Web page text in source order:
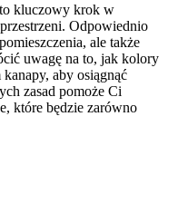
kluczowy krok w
Odpowiednio
ale także
uwagę na to, jak kolory
aby osiągnąć
zasad pomoże Ci
które będzie zarówno